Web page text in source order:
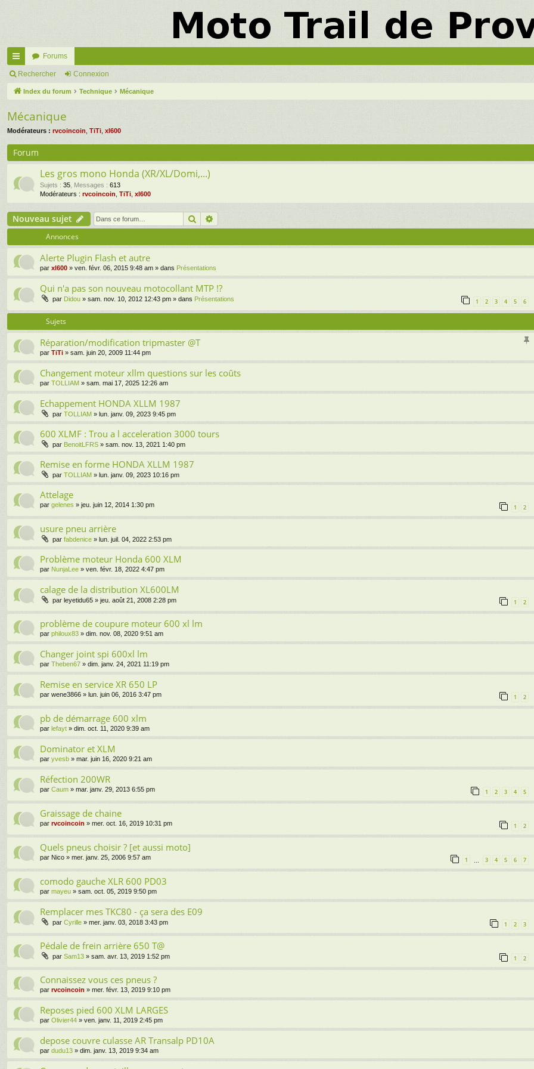
cc
ès
pi
de
Forums
Rechercher Connexion
Index du forum Technique Mécanique
Mécanique
Modérateurs : rvcoincoin TiTi xl600
Forum
Les gros mono Honda (XR/XL/Domi,...)
Sujets : 35, Messages : 613
Modérateurs : rvcoincoin, TiTi, xl600
Nouveau sujet Rechercher
Annonces
Alerte Plugin Flash et autre
par xl600 » ven. févr. 06, 2015 9:48 am » dans Présentations
Qui n'a pas son nouveau motocollant MTP !?
par Didou » sam. nov. 10, 2012 12:43 pm » dans Présentations 1 2 3 4 5 6
Sujets
Réparation/modification tripmaster @T
par TiTi » sam. juin 20, 2009 11:44 pm
Changement moteur xllm questions sur les coûts
par TOLLIAM » sam. mai 17, 2025 12:26 am
Echappement HONDA XLLM 1987
par TOLLIAM » lun. janv. 09, 2023 9:45 pm
600 XLMF : Trou a l acceleration 3000 tours
par BenoitLFRS » sam. nov. 13, 2021 1:40 pm
Remise en forme HONDA XLLM 1987
par TOLLIAM » lun. janv. 09, 2023 10:16 pm
Attelage
par gelenes » jeu. juin 12, 2014 1:30 pm 1 2
usure pneu arrière
par fabdenice » lun. juil. 04, 2022 2:53 pm
Problème moteur Honda 600 XLM
par NunjaLee » ven. févr. 18, 2022 4:47 pm
calage de la distribution XL600LM
par leyetidu65 » jeu. août 21, 2008 2:28 pm 1 2
problème de coupure moteur 600 xl lm
par philoux83 » dim. nov. 08, 2020 9:51 am
Changer joint spi 600xl lm
par Theben67 » dim. janv. 24, 2021 11:19 pm
Remise en service XR 650 LP
par wene3866 » lun. juin 06, 2016 3:47 pm 1 2
pb de démarrage 600 xlm
par lefayt » dim. oct. 11, 2020 9:39 am
Dominator et XLM
par yvesb » mar. juin 16, 2020 9:21 am
Réfection 200WR
par Caum » mar. janv. 29, 2013 6:55 pm 1 2 3 4 5
Graissage de chaine
par rvcoincoin » mer. oct. 16, 2019 10:31 pm 1 2
Quels pneus choisir ? [et aussi moto]
par Nico » mer. janv. 25, 2006 9:57 am 1 … 3 4 5 6 7
comodo gauche XLR 600 PD03
par mayeu » sam. oct. 05, 2019 9:50 pm
Remplacer mes TKC80 - ça sera des E09
par Cyrille » mer. janv. 03, 2018 3:43 pm 1 2 3
Pédale de frein arrière 650 T@
par Sam13 » sam. avr. 13, 2019 1:52 pm 1 2
Connaissez vous ces pneus ?
par rvcoincoin » mer. févr. 13, 2019 9:10 pm
Reposes pied 600 XLM LARGES
par Olivier44 » ven. janv. 11, 2019 2:45 pm
depose couvre culasse AR Transalp PD10A
par dudu13 » dim. janv. 13, 2019 9:34 am